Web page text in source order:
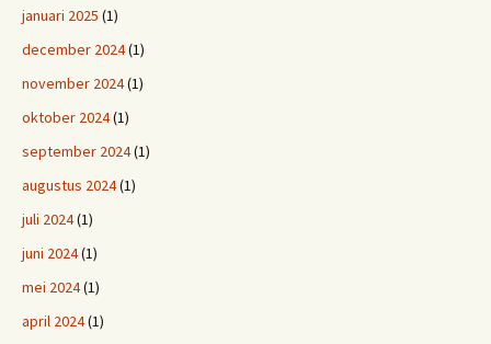
januari 2025 (1)
december 2024(1)
november 2024(1)
oktober 2024(1)
september 2024(1)
augustus 2024(1)
juli 2024(1)
juni 2024(1)
mei 2024(1)
april 2024(1)